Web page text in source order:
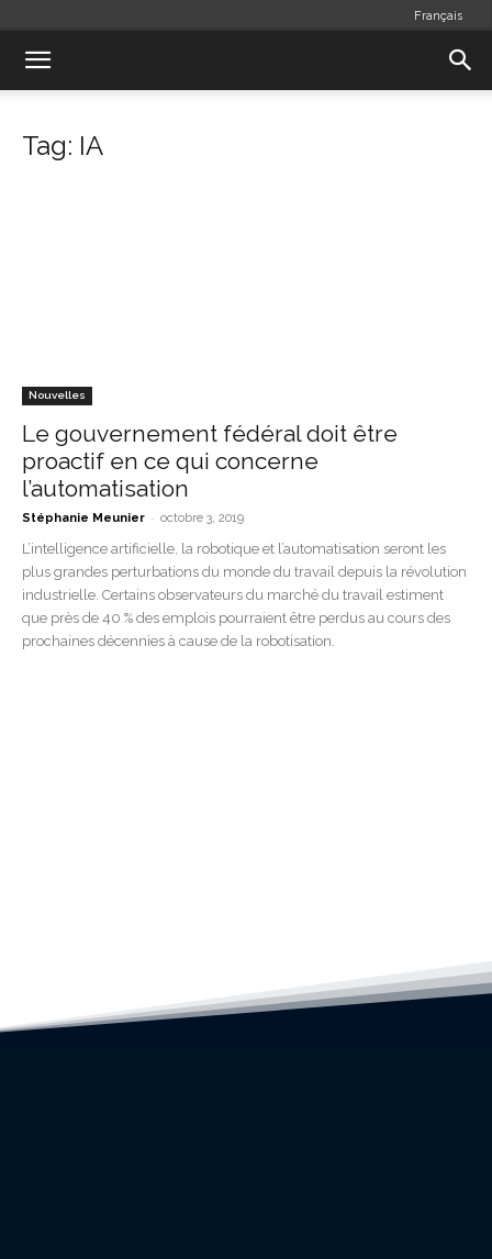
Français
Tag: IA
Nouvelles
Le gouvernement fédéral doit être
proactif en ce qui concerne
l’automatisation
Stéphanie Meunier - octobre 3, 2019
L’intelligence artificielle, la robotique et l’automatisation seront les
plus grandes perturbations du monde du travail depuis la révolution
industrielle. Certains observateurs du marché du travail estiment
que près de 40 % des emplois pourraient être perdus au cours des
prochaines décennies à cause de la robotisation.